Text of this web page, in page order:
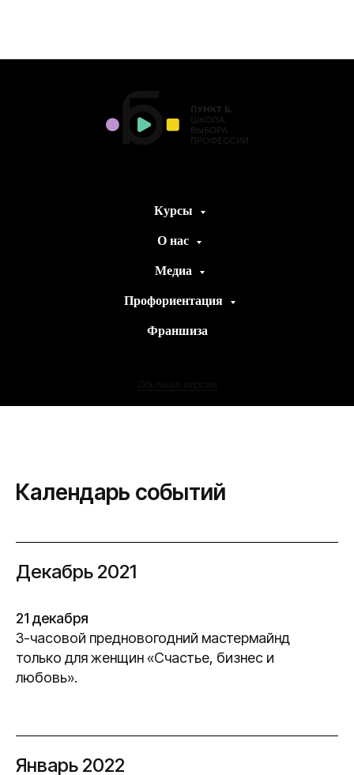
Курсы
О нас
Медиа
Профориентация
Франшиза
Календарь событий
Декабрь 2021
21 декабря
3-часовой предновогодний мастермайнд
только для женщин «Счастье, бизнес и
любовь».
Январь 2022